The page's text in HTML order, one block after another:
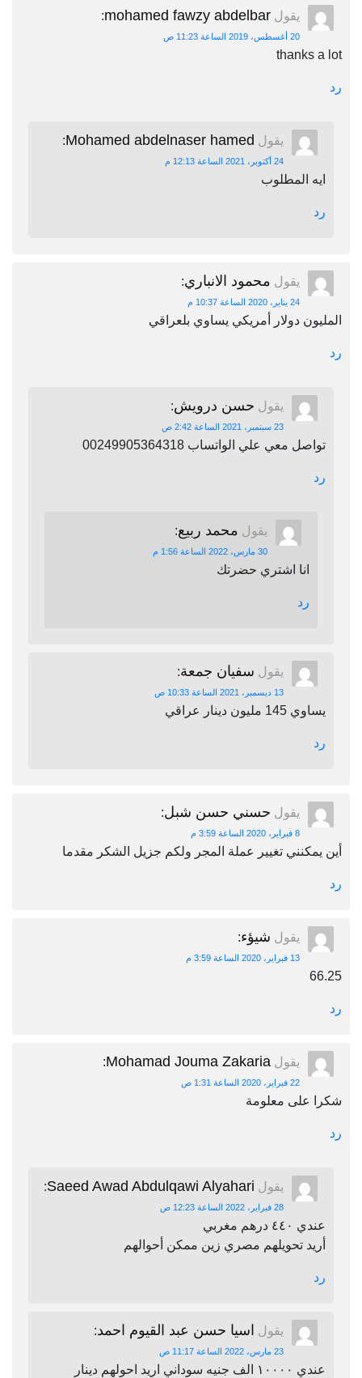
يقول mohamed fawzy abdelbar
:
20 أغسطس، 2019 الساعة 11:23 ص
thanks a lot
رد
يقول Mohamed abdelnaser hamed
:
24 أكتوبر، 2021 الساعة 12:13 م
ايه المطلوب
رد
يقول محمود الانباري:
24 يناير، 2020 الساعة 10:37 م
المليون دولار أمريكي يساوي بلعراقي
رد
يقول حسن درويش:
23 سبتمبر، 2021 الساعة 2:42 ص
تواصل معي علي الواتساب 00249905364318
رد
يقول محمد ربيع:
30 مارس، 2022 الساعة 1:56 م
انا اشتري حضرتك
رد
يقول سفيان جمعة:
13 ديسمبر، 2021 الساعة 10:33 ص
يساوي 145 مليون دينار عراقي
رد
يقول حسني حسن شبل:
8 فبراير، 2020 الساعة 3:59 م
أين يمكنني تغيير عملة المجر ولكم جزيل الشكر مقدما
رد
يقول شيؤء:
13 فبراير، 2020 الساعة 3:59 م
66.25
رد
يقول Mohamad Jouma Zakaria
:
22 فبراير، 2020 الساعة 1:31 ص
شكرا على معلومة
رد
يقول Saeed Awad Abdulqawi Alyahari
:
28 فبراير، 2022 الساعة 12:23 ص
عندي ٤٤٠ درهم مغربي
أريد تحويلهم مصري زين ممكن أحوالهم
رد
يقول اسيا حسن عبد القيوم احمد:
23 مارس، 2022 الساعة 11:17 ص
عندي ١٠٠٠٠ الف جنيه سوداني اريد احولهم دينار